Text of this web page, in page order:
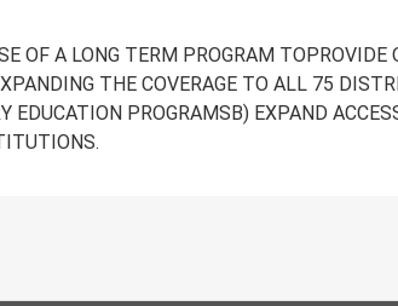
OF A LONG TERM PROGRAM
THE COVERAGE TO ALL 75
PROGRAMSB) EXPAND